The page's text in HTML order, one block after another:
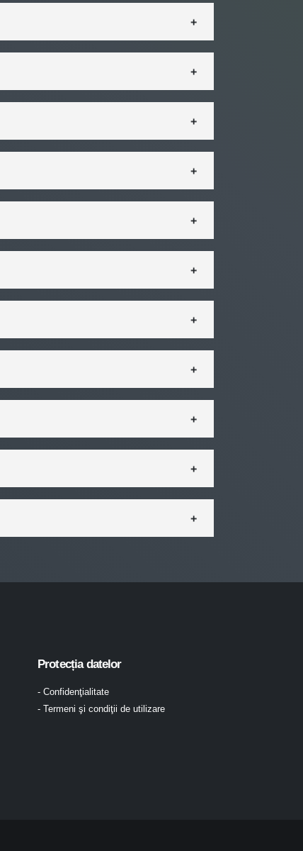
Protecția datelor
- Confidenţialitate
- Termeni şi condiţii de utilizare